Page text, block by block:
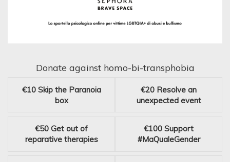
Donate against homo-bi-transphobia
€10 Skip the Paranoia
box
€20 Resolve an
unexpected event
€50 Get out of
reparative therapies
€100 Support
#MaQualeGender